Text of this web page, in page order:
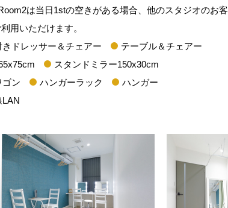
は当日1stの空きがある場合、他のスタジオのお客
用いただけます。
きドレッサー＆チェアー
テーブル＆チェアー
スタンドミラー150x30cm
ゴン
ハンガーラック
ハンガー
LAN